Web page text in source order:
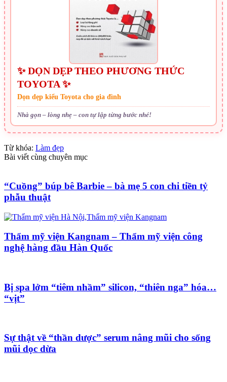
✨ DỌN DẸP THEO PHƯƠNG THỨC
TOYOTA ✨
Dọn dẹp kiểu Toyota cho gia đình
Nhà gọn – lòng nhẹ – con tự lập từng bước nhé!
Từ khóa: Làm đẹp
Bài viết cùng chuyên mục
“Cuồng” búp bê Barbie – bà mẹ 5 con chi tiền tỷ
phẫu thuật
Thẩm mỹ viện Kangnam – Thẩm mỹ viện công
nghệ hàng đầu Hàn Quốc
Bị spa lởm “tiêm nhầm” silicon, “thiên nga” hóa…
“vịt”
Sự thật về “thần dược” serum nâng mũi cho sống
mũi dọc dừa